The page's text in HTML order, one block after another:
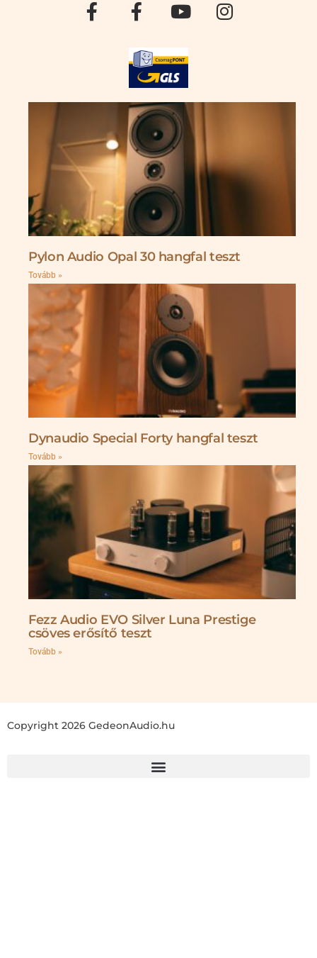
Pylon Audio Opal 30 hangfal teszt
Tovább »
Dynaudio Special Forty hangfal teszt
Tovább »
Fezz Audio EVO Silver Luna Prestige
csöves erősítő teszt
Tovább »
Copyright 2026 GedeonAudio.hu